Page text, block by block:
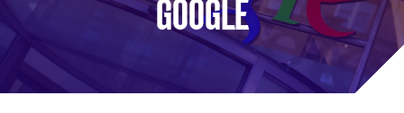
GOOGLE